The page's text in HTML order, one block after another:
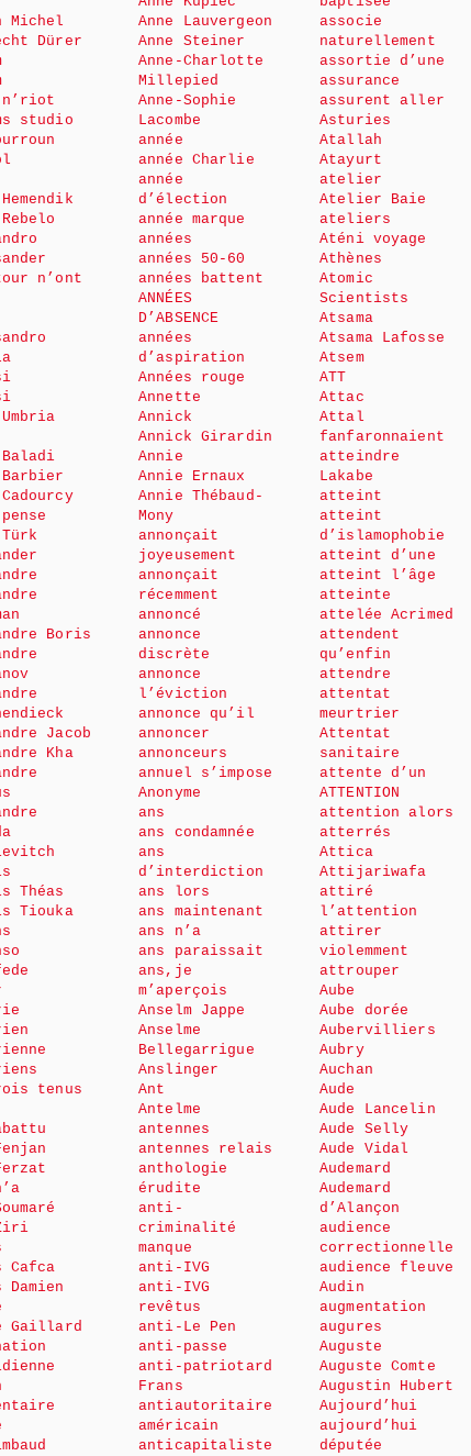
Michel
Dürer
studio
n’ont
Boris
Jacob
Kha
Théas
Tiouka
tenus
Gaillard
Anne Lauvergeon
Anne Steiner
Anne-Charlotte
Millepied
Anne-Sophie
Lacombe
année
année Charlie
année
d’élection
année marque
années
années 50-60
années battent
ANNÉES
D’ABSENCE
années
d’aspiration
Années rouge
Annette
Annick
Annick Girardin
Annie
Annie Ernaux
Annie Thébaud-
Mony
annonçait
joyeusement
annonçait
récemment
annoncé
annonce
discrète
annonce
l’éviction
annonce qu’il
annoncer
annonceurs
annuel s’impose
Anonyme
ans
ans condamnée
ans
d’interdiction
ans lors
ans maintenant
ans n’a
ans paraissait
ans,je
m’aperçois
Anselm Jappe
Anselme
Bellegarrigue
Anslinger
Ant
Antelme
antennes
antennes relais
anthologie
érudite
anti-
criminalité
manque
anti-IVG
anti-IVG
revêtus
anti-Le Pen
anti-passe
anti-patriotard
Frans
antiautoritaire
américain
anticapitaliste
associe
naturellement
assortie d’une
assurance
assurent aller
Asturies
Atallah
Atayurt
atelier
Atelier Baie
ateliers
Aténi voyage
Athènes
Atomic
Scientists
Atsama
Atsama Lafosse
Atsem
ATT
Attac
Attal
fanfaronnaient
atteindre
Lakabe
atteint
atteint
d’islamophobie
atteint d’une
atteint l’âge
atteinte
attelée Acrimed
attendent
qu’enfin
attendre
attentat
meurtrier
Attentat
sanitaire
attente d’un
ATTENTION
attention alors
atterrés
Attica
Attijariwafa
attiré
l’attention
attirer
violemment
attrouper
Aube
Aube dorée
Aubervilliers
Aubry
Auchan
Aude
Aude Lancelin
Aude Selly
Aude Vidal
Audemard
Audemard
d’Alançon
audience
correctionnelle
audience fleuve
Audin
augmentation
augures
Auguste
Auguste Comte
Augustin Hubert
Aujourd’hui
aujourd’hui
députée